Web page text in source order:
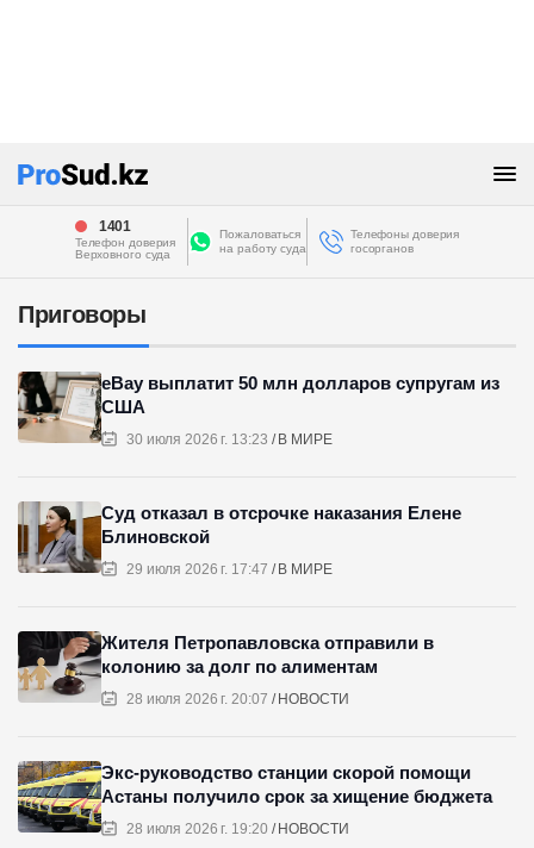
1401
Телефон доверия
Верховного суда
Пожаловаться
на работу суда
Телефоны доверия
госорганов
Приговоры
30 июля 2026 г. 13:23 В МИРЕ
eBay выплатит 50 млн долларов супругам из
США
29 июля 2026 г. 17:47 В МИРЕ
Суд отказал в отсрочке наказания Елене
Блиновской
28 июля 2026 г. 20:07 НОВОСТИ
Жителя Петропавловска отправили в
колонию за долг по алиментам
28 июля 2026 г. 19:20 НОВОСТИ
Экс-руководство станции скорой помощи
Астаны получило срок за хищение бюджета